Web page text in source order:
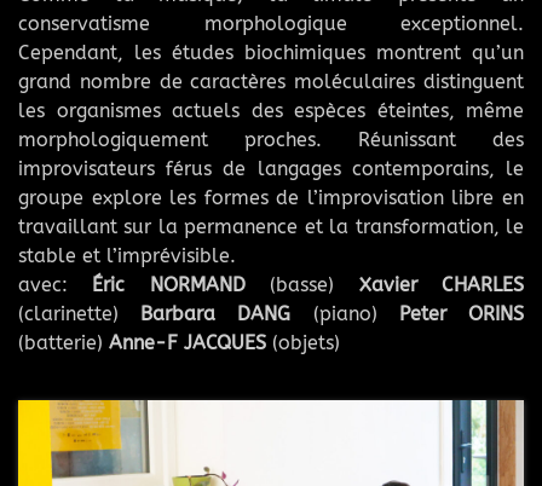
conservatisme morphologique exceptionnel.
Cependant, les études biochimiques montrent qu’un
grand nombre de caractères moléculaires distinguent
les organismes actuels des espèces éteintes, même
morphologiquement proches. Réunissant des
improvisateurs férus de langages contemporains, le
groupe explore les formes de l’improvisation libre en
travaillant sur la permanence et la transformation, le
stable et l’imprévisible.
avec: Éric NORMAND(basse) Xavier CHARLES
(clarinette) Barbara DANG (piano) Peter ORINS
(batterie) Anne-F JACQUES (objets)